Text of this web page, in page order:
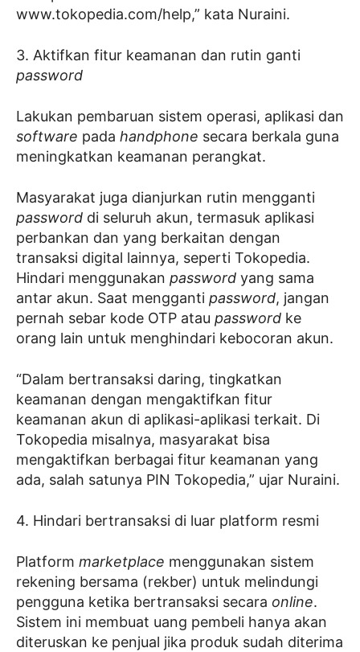
www.tokopedia.com/help,” kata Nuraini.
3. Aktifkan fitur keamanan dan rutin ganti
password
Lakukan pembaruan sistem operasi, aplikasi dan
software pada handphone secara berkala guna
meningkatkan keamanan perangkat.
Masyarakat juga dianjurkan rutin mengganti
password di seluruh akun, termasuk aplikasi
perbankan dan yang berkaitan dengan
transaksi digital lainnya, seperti Tokopedia.
Hindari menggunakan password yang sama
antar akun. Saat mengganti password, jangan
pernah sebar kode OTP atau password ke
orang lain untuk menghindari kebocoran akun.
“Dalam bertransaksi daring, tingkatkan
keamanan dengan mengaktifkan fitur
keamanan akun di aplikasi-aplikasi terkait. Di
Tokopedia misalnya, masyarakat bisa
mengaktifkan berbagai fitur keamanan yang
ada, salah satunya PIN Tokopedia,” ujar Nuraini.
4. Hindari bertransaksi di luar platform resmi
Platform marketplace menggunakan sistem
rekening bersama (rekber) untuk melindungi
pengguna ketika bertransaksi secara online.
Sistem ini membuat uang pembeli hanya akan
diteruskan ke penjual jika produk sudah diterima